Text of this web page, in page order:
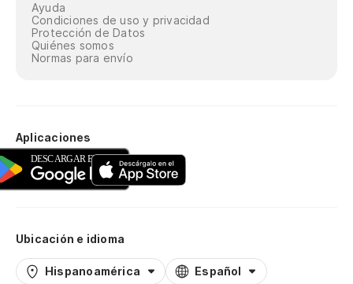
Ayuda
Condiciones de uso y privacidad
Protección de Datos
Quiénes somos
Normas para envío
Aplicaciones
Ubicación e idioma
Hispanoamérica Español